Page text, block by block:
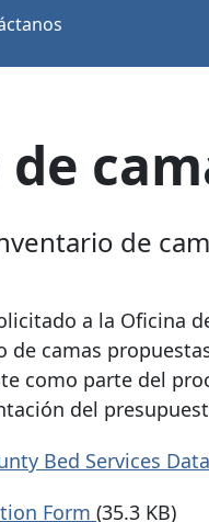
de
a la Oficina
camas
como parte del
del
Bed Services
Form (35.3 KB)